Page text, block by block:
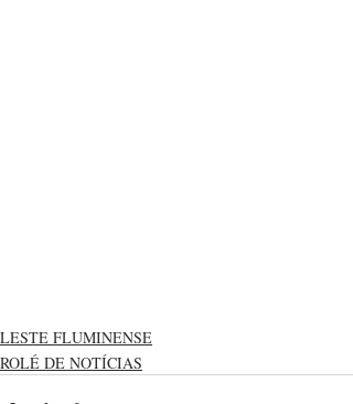
LESTE FLUMINENSE
ROLÉ DE NOTÍCIAS